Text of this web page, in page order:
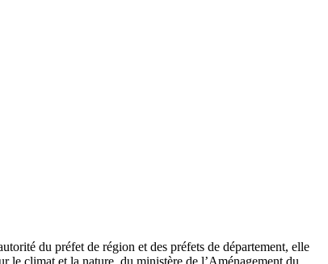
du préfet de région et des préfets de département, elle
climat et la nature, du ministère de l’Aménagement du